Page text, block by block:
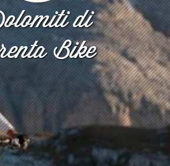
di
Bike